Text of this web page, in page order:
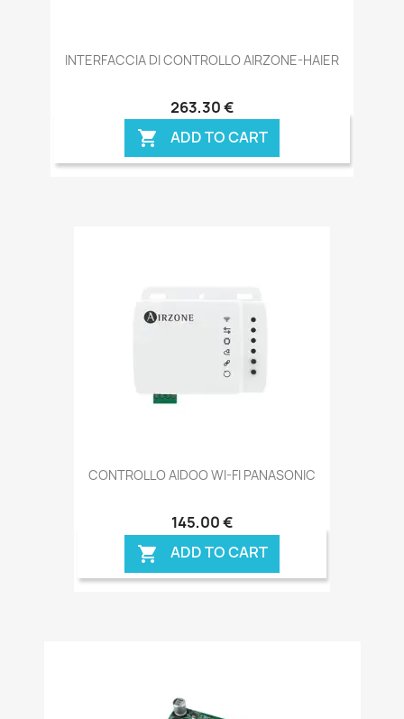
INTERFACCIA DI CONTROLLO AIRZONE-HAIER
263,30 €
 ADD TO CART
CONTROLLO AIDOO WI-FI PANASONIC
145,00 €
 ADD TO CART